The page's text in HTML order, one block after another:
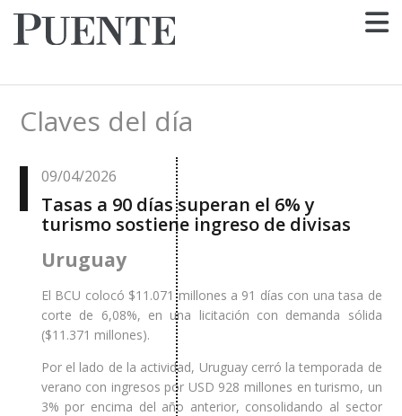
Claves del día
09/04/2026
Tasas a 90 días superan el 6% y
turismo sostiene ingreso de divisas
Uruguay
El BCU colocó $11.071 millones a 91 días con una tasa de
corte de 6,08%, en una licitación con demanda sólida
($11.371 millones).
Por el lado de la actividad, Uruguay cerró la temporada de
verano con ingresos por USD 928 millones en turismo, un
3% por encima del año anterior, consolidando al sector